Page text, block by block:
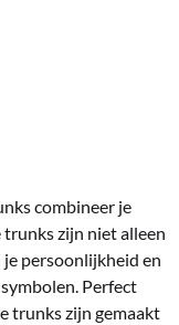
combineer je
zijn niet alleen
persoonlijkheid en
Perfect
trunks zijn gemaakt